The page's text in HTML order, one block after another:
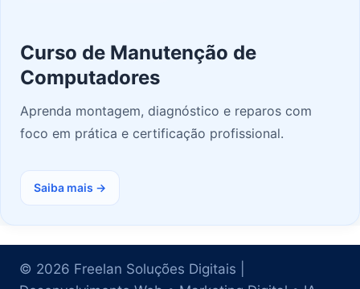
Curso de Manutenção de
Computadores
Aprenda montagem, diagnóstico e reparos com
foco em prática e certificação profissional.
Saiba mais →
© 2026 Freelan Soluções Digitais |